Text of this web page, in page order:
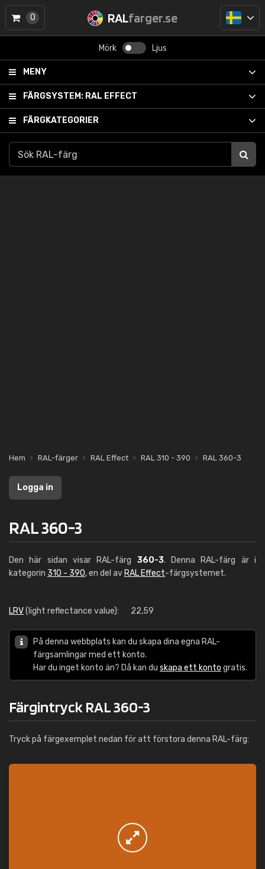
RALfarger.se
Mörk Ljus
MENY
FÄRGSYSTEM: RAL EFFECT
FÄRGKATEGORIER
0
Hem RAL-färger RAL Effect RAL 310 - 390 RAL 360-3
Logga in
RAL 360-3
Den här sidan visar RAL-färg 360-3. Denna RAL-färg är i
kategorin 310 - 390, en del av RAL Effect-färgsystemet.
LRV(light reflectance value): 22,59
På denna webbplats kan du skapa dina egna RAL-
färgsamlingar med ett konto.
Har du inget konto än? Då kan du skapa ett konto gratis.
Färgintryck RAL 360-3
Tryck på färgexemplet nedan för att förstora denna RAL-färg: